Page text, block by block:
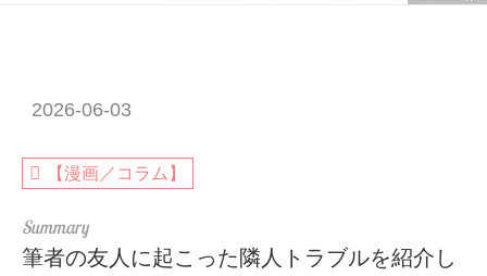
2026-06-03
【漫画／コラム】
筆者の友人に起こった隣人トラブルを紹介し